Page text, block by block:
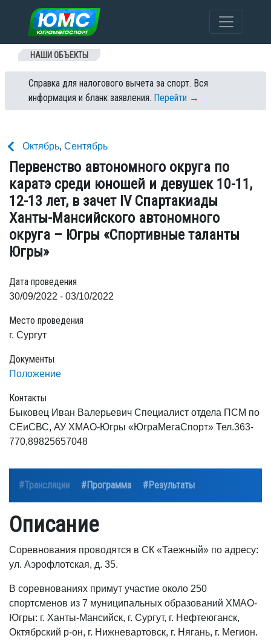
Перейти к содержанию
НАШИ ОБЪЕКТЫ
Справка для налогового вычета за спорт. Вся
информация и бланк заявления. Перейти →
Октябрь, Сентябрь
Первенство автономного округа по
каратэ среди юношей и девушек 10-11,
12-13 лет, в зачет IV Спартакиады
Ханты-Мансийского автономного
округа – Югры «Спортивные таланты
Югры»
Дата проведения
30/09/2022 - 03/10/2022
Место проведения
г. Сургут
Документы
Положение
Контакты
Быковец Иван Валерьевич Специалист отдела ПСМ по
СЕиСВС, АУ ХМАО-Югры «ЮграМегаСпорт» Тел.363-
770,89825657048
#Трансляции #Программа #Результаты
Описание
Соревнования проводятся в СК «Таежный» по адресу:
ул. Аэрофлотская, д. 35.
В соревнованиях примут участие около 250
спортсменов из 7 муниципальных образований ХМАО-
Югры: г. Ханты-Мансийск, г. Сургут, г. Нефтеюганск,
Октябрский р-он, г. Нижневартовск, г. Нягань, г. Мегион.